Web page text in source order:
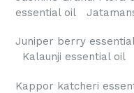
essential oil
Juniper berry
Kalaunji essential oil
Kappor katcheri